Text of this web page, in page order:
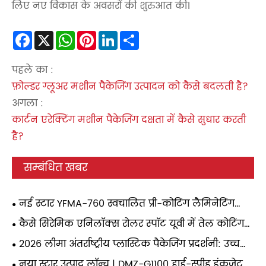
लिए नए विकास के अवसरों की शुरुआत की।
Facebook
X WhatsApp
PinterestLinkedIn
पहले का :
फ़ोल्डर ग्लूअर मशीन पैकेजिंग उत्पादन को कैसे बदलती है?
अगला :
कार्टन एरेक्टिंग मशीन पैकेजिंग दक्षता में कैसे सुधार करती
है?
सम्बंधित खबर
नई स्टार YFMA-760 स्वचालित प्री-कोटिंग लैमिनेटिंग
मशीन जल्द ही सऊदी अरब में एक ग्राहक को भेज दी जाएगी।
कैसे सिरेमिक एनिलॉक्स रोलर स्पॉट यूवी में तेल कोटिंग
को भी सक्षम करता है
2026 लीमा अंतर्राष्ट्रीय प्लास्टिक पैकेजिंग प्रदर्शनी: उच्च
प्रदर्शन स्वचालित लेमिनेशन मशीन का प्रदर्शन करने के